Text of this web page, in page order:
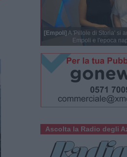
[Empoli] A 'Pillole di Storia' si
Empoli e l'epoca
Ascolta la Radio degli